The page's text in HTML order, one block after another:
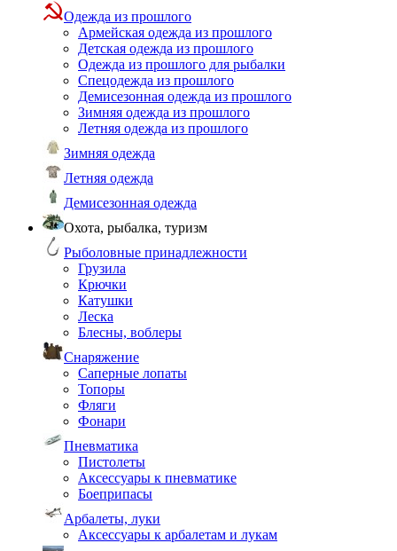
Одежда из прошлого
Армейская одежда из прошлого
Детская одежда из прошлого
Одежда из прошлого для рыбалки
Спецодежда из прошлого
Демисезонная одежда из прошлого
Зимняя одежда из прошлого
Летняя одежда из прошлого
Зимняя одежда
Летняя одежда
Демисезонная одежда
Охота, рыбалка, туризм
Рыболовные принадлежности
Грузила
Крючки
Катушки
Леска
Блесны, воблеры
Снаряжение
Саперные лопаты
Топоры
Фляги
Фонари
Пневматика
Пистолеты
Аксессуары к пневматике
Боеприпасы
Арбалеты, луки
Аксессуары к арбалетам и лукам